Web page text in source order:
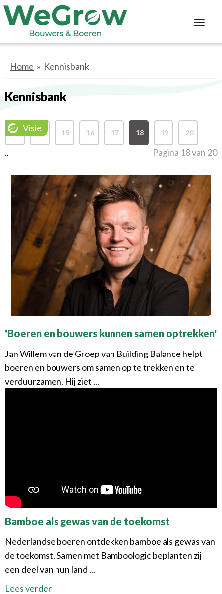
Home » Kennisbank
Kennisbank
1
..
14 15 16 17 18 19 20
Pagina 18 van 20
Visie
'Boeren en bouwers kunnen samen optrekken'
Jan Willem van de Groep van Building Balance helpt
boeren en bouwers om samen op te trekken en te
verduurzamen. Hij ziet ...
Bamboe als gewas van de toekomst
Nederlandse boeren ontdekken bamboe als gewas van
de toekomst. Samen met Bamboologic beplanten zij
een deel van hun land ...
Lees verder